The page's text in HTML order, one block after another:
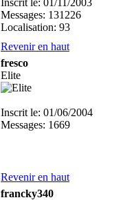
Inscrit le: 01/11/2003
Messages: 131226
Localisation: 93
Revenir en haut
fresco
Elite
Inscrit le: 01/06/2004
Messages: 1669
Revenir en haut
francky340